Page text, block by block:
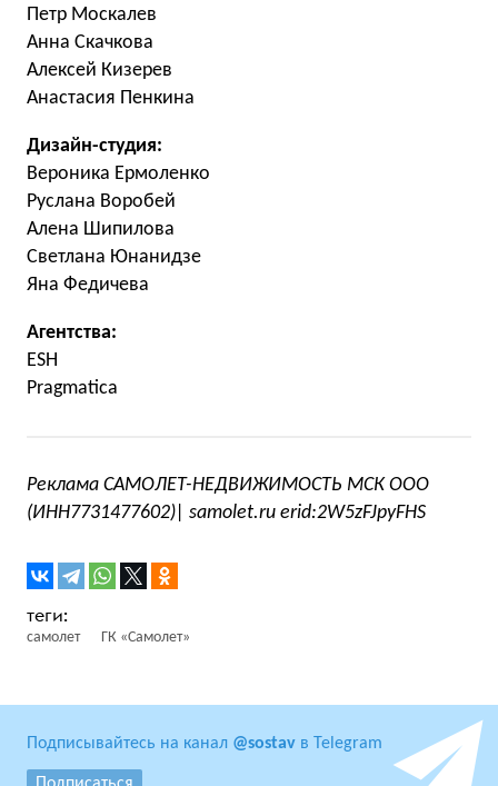
Петр Москалев
Анна Скачкова
Алексей Кизерев
Анастасия Пенкина
Дизайн-студия:
Вероника Ермоленко
Руслана Воробей
Алена Шипилова
Светлана Юнанидзе
Яна Федичева
Агентства:
ESH
Pragmatica
Реклама САМОЛЕТ-НЕДВИЖИМОСТЬ МСК ООО
(ИНН7731477602)| samolet.ru erid:2W5zFJpyFHS
самолет ГК «Самолет»
Подписывайтесь на канал @sostav в Telegram